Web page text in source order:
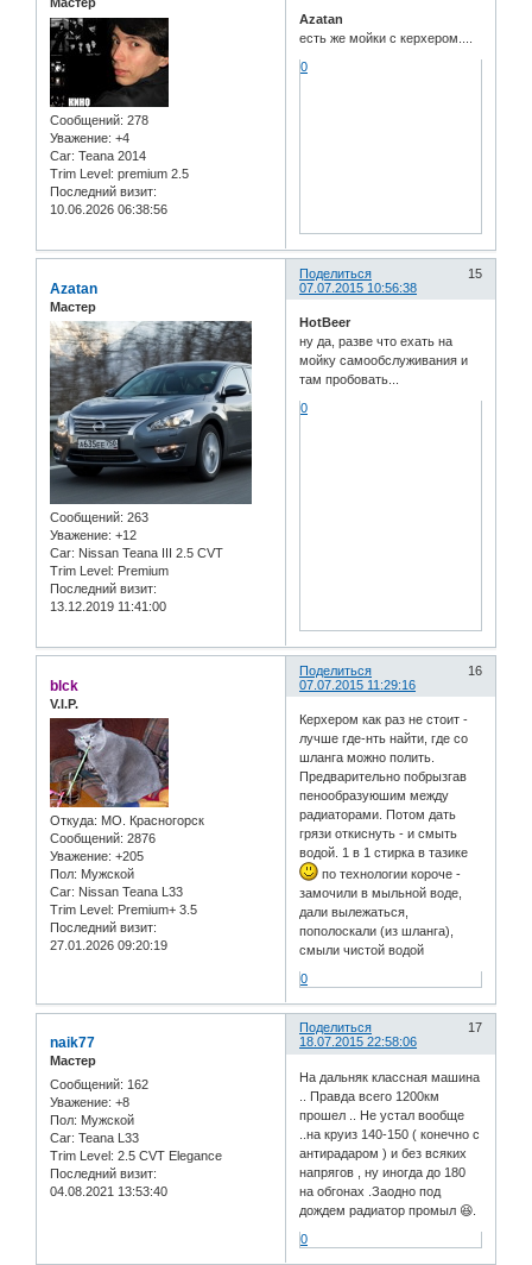
Сообщений: 278
Уважение: +4
Car: Teana 2014
Trim Level: premium 2.5
Последний визит:
10.06.2026 06:38:56
Azatan
есть же мойки с керхером....
0
Поделиться
15
07.07.2015 10:56:38
Azatan
Мастер
Сообщений: 263
Уважение: +12
Car: Nissan Teana III 2.5 CVT
Trim Level: Premium
Последний визит:
13.12.2019 11:41:00
HotBeer
ну да, разве что ехать на
мойку самообслуживания и
там пробовать...
0
Поделиться
16
07.07.2015 11:29:16
blck
V.I.P.
Откуда: МО. Красногорск
Сообщений: 2876
Уважение: +205
Пол: Мужской
Car: Nissan Teana L33
Trim Level: Premium+ 3.5
Последний визит:
27.01.2026 09:20:19
Керхером как раз не стоит -
лучше где-нть найти, где со
шланга можно полить.
Предварительно побрызгав
пенообразуюшим между
радиаторами. Потом дать
грязи откиснуть - и смыть
водой. 1 в 1 стирка в тазике
по технологии короче -
замочили в мыльной воде,
дали вылежаться,
пополоскали (из шланга),
смыли чистой водой
0
Поделиться
17
18.07.2015 22:58:06
naik77
Мастер
Сообщений: 162
Уважение: +8
Пол: Мужской
Car: Teana L33
Trim Level: 2.5 CVT Elegance
Последний визит:
04.08.2021 13:53:40
На дальняк классная машина
.. Правда всего 1200км
прошел .. Не устал вообще
..на круиз 140-150 ( конечно с
антирадаром ) и без всяких
напрягов , ну иногда до 180
на обгонах .Заодно под
дождем радиатор промыл 😆.
0